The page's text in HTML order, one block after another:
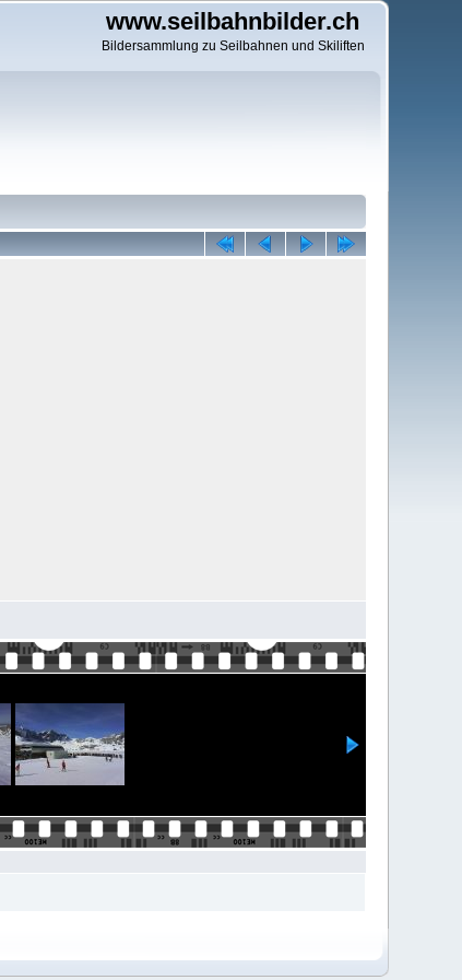
www.seilbahnbilder.ch
Bildersammlung zu Seilbahnen und Skiliften